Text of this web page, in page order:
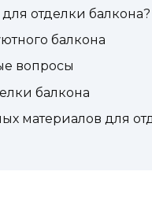
отделки балкона?
балкона
вопросы
балкона
материалов для